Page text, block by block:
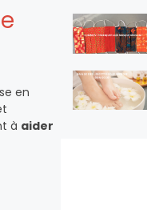
en
à aider